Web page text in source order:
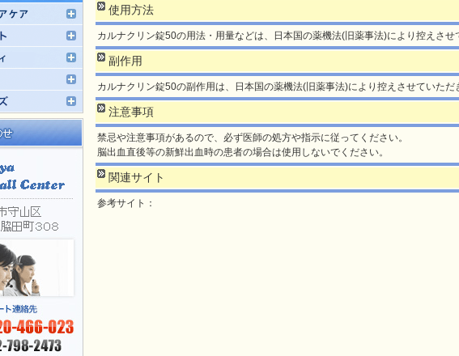
使用方法
カルナクリン錠50の用法・用量などは、日本国の薬機法(旧薬事法)により控えさせ
副作用
カルナクリン錠50の副作用は、日本国の薬機法(旧薬事法)により控えさせていただ
注意事項
禁忌や注意事項があるので、必ず医師の処方や指示に従ってください。
脳出血直後等の新鮮出血時の患者の場合は使用しないでください。
関連サイト
参考サイト：